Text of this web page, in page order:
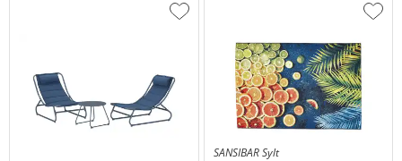
Zur
hinzufügen
SANSIBAR Sylt
Zur